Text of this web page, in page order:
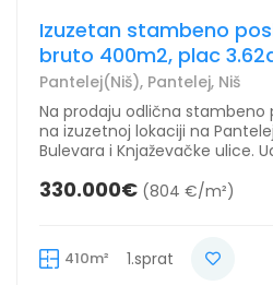
Izuzetan stambeno
bruto 400m2, plac
Pantelej(Niš), Pantelej, Niš
Na prodaju odlična stambeno
na izuzetnoj lokaciji na
Bulevara i Knjaževačke ulice.
330.000€ (804 €/m²)
410m² 1.sprat